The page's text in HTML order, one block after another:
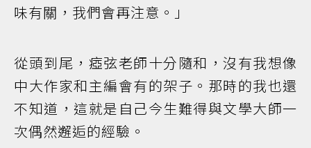
味有關，我們會再注意。」
從頭到尾，瘂弦老師十分隨和，沒有我想像
中大作家和主編會有的架子。那時的我也還
不知道，這就是自己今生難得與文學大師一
次偶然邂逅的經驗。